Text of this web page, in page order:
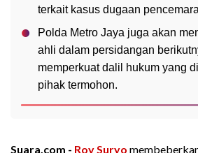
terkait kasus dugaan
Polda Metro Jaya juga akan
ahli dalam persidangan
memperkuat dalil hukum yang
pihak termohon.
Suara.com - Roy Suryo